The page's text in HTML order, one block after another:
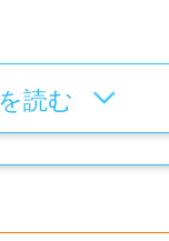
仕事です。
読む